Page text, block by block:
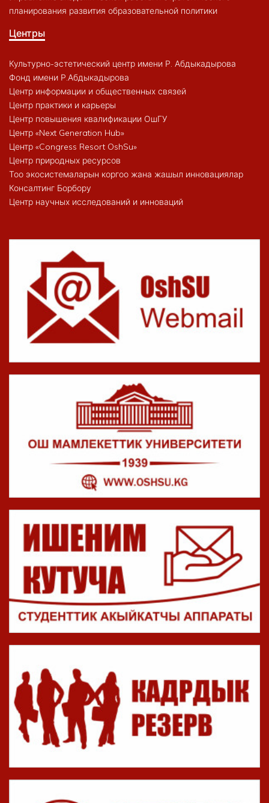
планирования развития образовательной политики
Центры
Культурно-эстетический центр имени Р. Абдыкадырова
Фонд имени Р.Абдыкадырова
Центр информации и общественных связей
Центр практики и карьеры
Центр повышения квалификации ОшГУ
Центр «Next Generation Hub»
Центр «Congress Resort OshSu»
Центр природных ресурсов
Тоо экосистемаларын коргоо жана жашыл инновациялар
Консалтинг Борбору
Центр научных исследований и инноваций